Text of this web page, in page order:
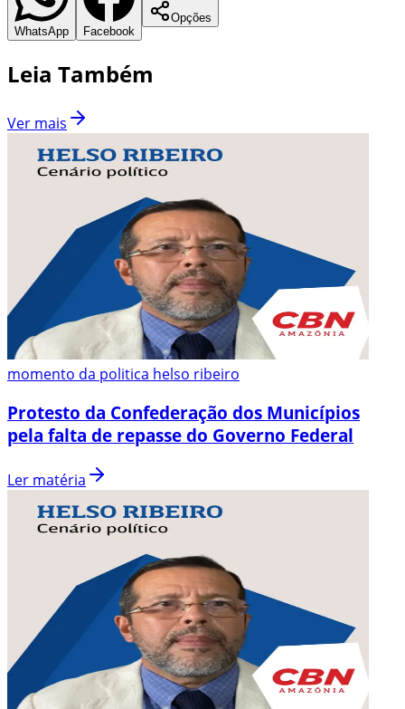
WhatsApp Facebook
Opções
Leia Também
Ver mais
momento da politica helso ribeiro
Protesto da Confederação dos Municípios
pela falta de repasse do Governo Federal
Ler matéria